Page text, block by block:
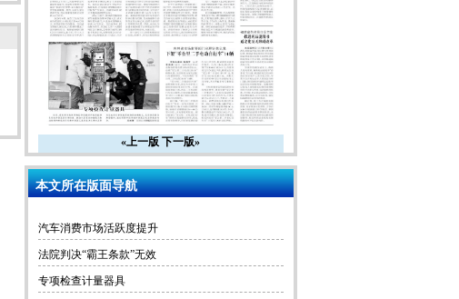
«上一版 下一版»
本文所在版面导航
汽车消费市场活跃度提升
法院判决“霸王条款”无效
专项检查计量器具